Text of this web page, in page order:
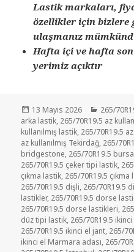
Lastik markaları,
özellikler için bizlere
ulaşmanız
Hafta içi ve hafta
yerimiz açıktır
Yayın
tarihi
13 Mayıs 2026 265/
arka lastik, 265/70R19.5 az
kullanılmış lastik, 265/70R19.5
az kullanılmış Tekirdağ, 265/
bridgestone, 265/70R19.5 bursa
265/70R19.5 çeker tipi lastik,
çıkma lastik, 265/70R19.5
265/70R19.5 dişli, 265/70R19.5
lastikler, 265/70R19.5 dorse
265/70R19.5 dorse lastikleri,
düz tipi lastik, 265/70R19.5 ikinci
265/70R19.5 ikinci el jant, 265/
ikinci el Marmara adası, 265/